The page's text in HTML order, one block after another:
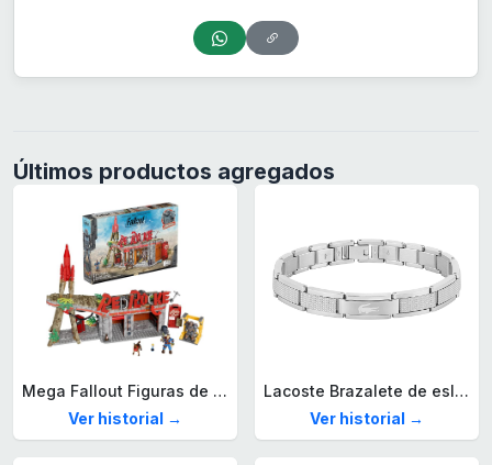
Últimos productos agregados
Mega Fallout Figuras de acción y Juguetes de construcción, Parada de Camiones Red Rocket con 824 Piezas, 2 Personajes articulados y Accesorios, para coleccionistas, HXT00
Ver historial →
Lacoste Brazalete de eslabón para Hombre Colección STENCIL de Acero inoxidable
Ver historial →